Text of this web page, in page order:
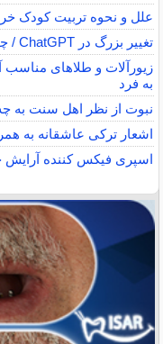
علل و نحوه تربیت کودک
تغییر بزرگ در ChatGPT / چت متنی نامحدود و رایگان
زیورآلات و طلاهای
به فرد
نبوت از نظر اهل سنت
اشعار ترکی عاشقانه به
اسپری فیکس کننده آرایش